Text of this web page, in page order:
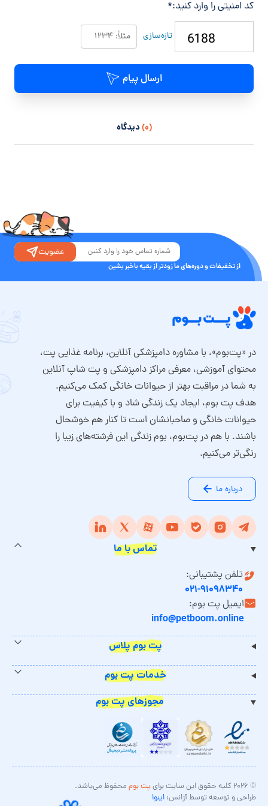
کد امنیتی را وارد کنید:*
تازه‌سازی
ارسال پیام
(۰) دیدگاه
از تخفیفات و دوره‌های ما زودتر از بقیه باخبر بشین
عضویت
در «پت‌بوم»، با مشاوره دامپزشکی آنلاین، برنامه غذایی پت،
محتوای آموزشی، معرفی مراکز دامپزشکی و پت شاپ آنلاین
به شما در مراقبت بهتر از حیوانات خانگی کمک می‌کنیم.
هدف پت بوم، ایجاد یک زندگی شاد و با کیفیت برای
حیوانات خانگی و صاحبانشان است تا کنار هم خوشحال
باشند. با هم در پت‌بوم، بوم زندگی این فرشته‌های زیبا را
رنگی‌تر می‌کنیم.
درباره ما
تماس با ما
تلفن پشتیبانی:
۰۲۱-۹۱۰۹۸۳۴۰
ایمیل پت بوم:
info@petboom.online
پت بوم پلاس
خدمات پت بوم
مجوزهای پت بوم
© ۲۰۲۶ کلیه حقوق این سایت برای پت بوم محفوظ می‌باشد.
طراحی و توسعه توسط آژانس: اینوا